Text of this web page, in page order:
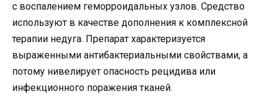
с воспалением геморроидальных узлов. Средство
используют в качестве дополнения к комплексной
терапии недуга. Препарат характеризуется
выраженными антибактериальными свойствами, а
потому нивелирует опасность рецидива или
инфекционного поражения тканей.